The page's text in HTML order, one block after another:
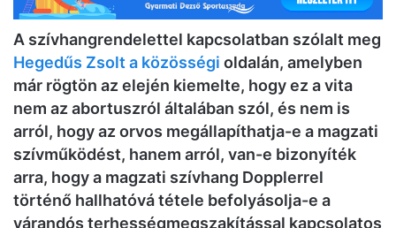
A szívhangrendelettel kapcsolatban szólalt meg
Hegedűs Zsolt a közösségi oldalán, amelyben
már rögtön az elején kiemelte, hogy ez a vita
nem az abortuszról általában szól, és nem is
arról, hogy az orvos megállapíthatja-e a magzati
szívműködést, hanem arról, van-e bizonyíték
arra, hogy a magzati szívhang Dopplerrel
történő hallhatóvá tétele befolyásolja-e a
várandós terhességmegszakítással kapcsolatos